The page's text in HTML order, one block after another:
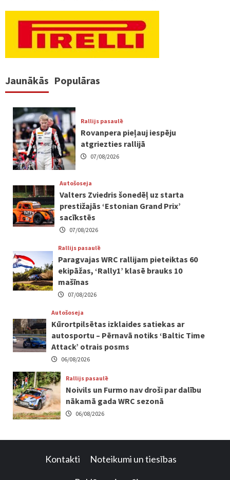
Jaunākās Populāras
Rallijs pasaulē
Rovanpera pieļauj iespēju
atgriezties rallijā
07/08/2026
Autošoseja
Valters Zviedris šonedēļ uz starta
prestižajās ‘Estonian Grand Prix’
sacīkstēs
07/08/2026
Rallijs pasaulē
Paragvajas WRC rallijam pieteiktas 60
ekipāžas, ‘Rally1’ klasē brauks 10
mašīnas
07/08/2026
Autošoseja
Kūrortpilsētas izklaides satiekas ar
autosportu – Pērnavā notiks ‘Baltic Time
Attack’ otrais posms
06/08/2026
Rallijs pasaulē
Noivils un Furmo nav droši par dalību
nākamā gada WRC sezonā
06/08/2026
Kontakti Noteikumi un tiesības